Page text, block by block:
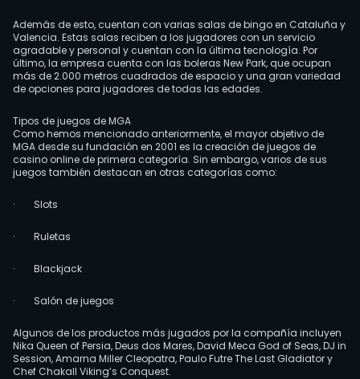
Además de esto, cuentan con varias salas de bingo en Cataluña y
Valencia. Estas salas reciben a los jugadores con un servicio
agradable y personal y cuentan con la última tecnología. Por
último, la empresa cuenta con las boleras New Park, que ocupan
más de 2.000 metros cuadrados de espacio y una gran variedad
de opciones para jugadores de todas las edades.
Tipos de juegos de MGA
Como hemos mencionado anteriormente, el mayor objetivo de
MGA desde su fundación en 2001 es la creación de juegos de
casino online de primera categoría. Sin embargo, varios de sus
juegos también destacan en otras categorías como:
· Slots
· Ruletas
· Blackjack
· Salón de juegos
Algunos de los productos más jugados por la compañía incluyen
Nika Queen of Persia, Deus dos Mares, David Meca God of Seas, DJ in
Session, Amarna Miller Cleopatra, Paulo Futre The Last Gladiator y
Chef Chakall Viking’s Conquest.